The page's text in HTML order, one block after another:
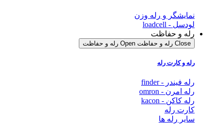
نمایشگر و رله وزن
لودسل - loadcell
رله و حفاظت
Close رله و حفاظت Open رله و حفاظت
رله و کارت رله
رله فیندر - finder
رله امرن - omron
رله کاکن - kacon
کارت رله
سایر رله ها